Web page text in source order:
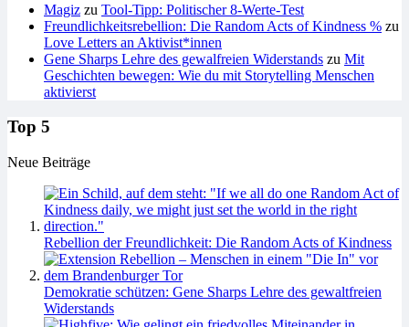
Magiz zu Tool-Tipp: Politischer 8-Werte-Test
Freundlichkeitsrebellion: Die Random Acts of Kindness % zu
Love Letters an Aktivist*innen
Gene Sharps Lehre des gewalfreien Widerstands zu Mit
Geschichten bewegen: Wie du mit Storytelling Menschen
aktivierst
Top 5
Neue Beiträge
Rebellion der Freundlichkeit: Die Random Acts of Kindness
Demokratie schützen: Gene Sharps Lehre des gewaltfreien
Widerstands